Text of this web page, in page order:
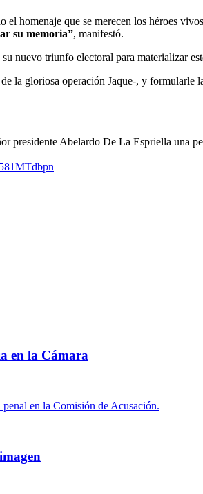
homenaje que se merecen los héroes
su memoria”, manifestó.
nuevo triunfo electoral para materializar
la gloriosa operación Jaque-, y formularle
presidente Abelardo De La Espriella una
en la Cámara
en la Comisión de Acusación.